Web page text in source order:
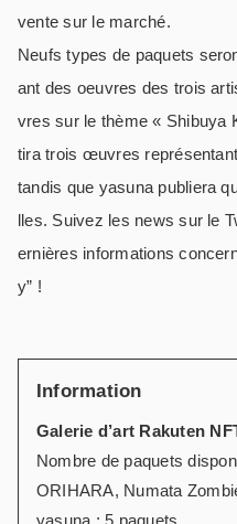
vente sur le marché.
Neufs types de paquets
ant des oeuvres des trois
vres sur le thème « Shibuya
tira trois œuvres
tandis que yasuna publiera
lles. Suivez les news sur le
ernières informations
y” !
Information
Galerie d’art Rakuten
Nombre de paquets
ORIHARA, Numata